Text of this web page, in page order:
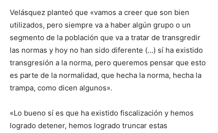
Velásquez planteó que «vamos a creer que son bien
utilizados, pero siempre va a haber algún grupo o un
segmento de la población que va a tratar de transgredir
las normas y hoy no han sido diferente (…) sí ha existido
transgresión a la norma, pero queremos pensar que esto
es parte de la normalidad, que hecha la norma, hecha la
trampa, como dicen algunos».
«Lo bueno sí es que ha existido fiscalización y hemos
logrado detener, hemos logrado truncar estas